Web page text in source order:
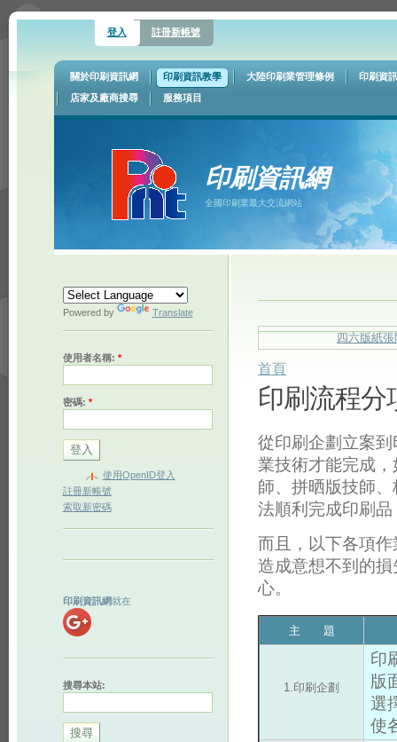
登入 註冊新帳號
關於印刷資訊網 印刷資訊教學 大陸印刷業管理條例
印刷資
店家及廠商搜尋
服務項目
印刷資訊網
全國印刷業最大交流網站
Powered by Translate
使用者名稱: *
密碼: *
使用OpenID登入
註冊新帳號
索取新密碼
印刷資訊網就在
搜尋本站:
四六版紙
首頁
印刷流程分
從印刷企劃立案
業技術才能完成
師、拼晒版技師
法順利完成印刷
而且，以下各項
造成意想不到的
心。
主 題
1.印刷企劃
印
版
選
使